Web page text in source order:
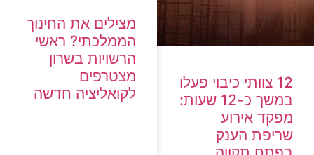
12 צוותי כיבוי פעלו
במשך כ-12 שעות:
מפקד אירוע
שריפת הענק
מצילים את החינוך
הממלכתי? ראשי
הרשויות בשרון
מצטרפים
לקואליציה חדשה